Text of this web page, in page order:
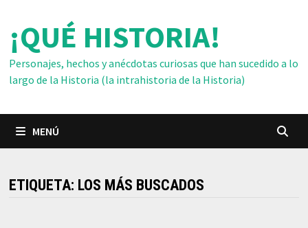
contenido
¡QUÉ HISTORIA!
Personajes, hechos y anécdotas curiosas que han sucedido a lo
largo de la Historia (la intrahistoria de la Historia)
MENÚ
ETIQUETA: LOS MÁS BUSCADOS